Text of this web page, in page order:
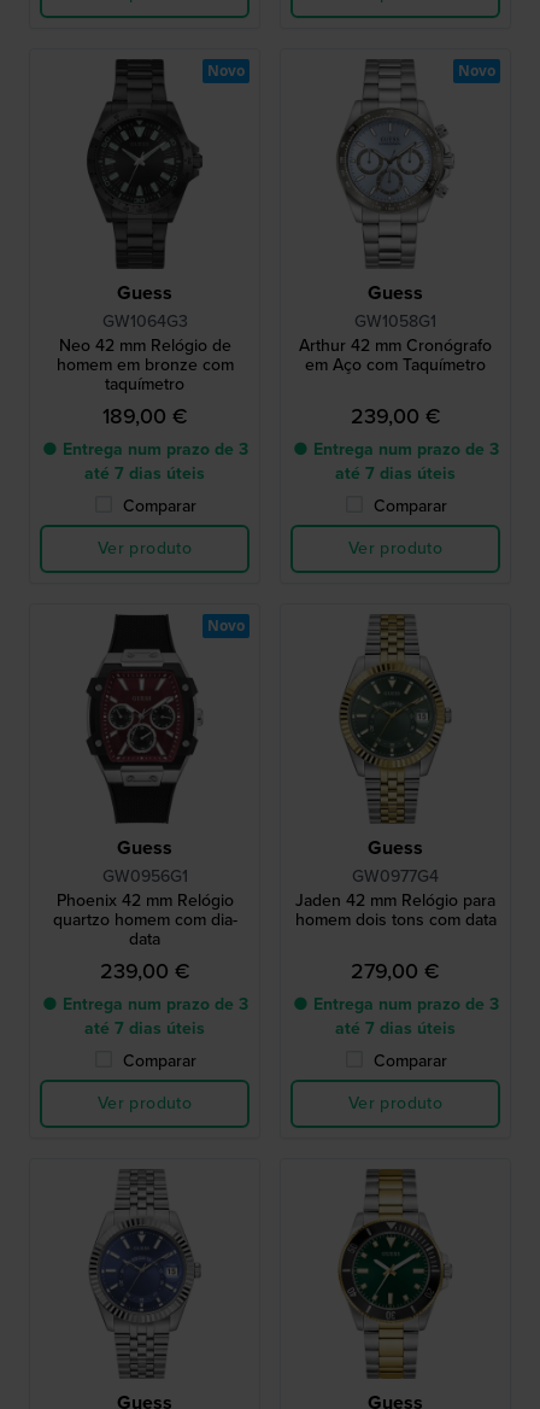
Guess
GW1064G3
Neo 42 mm Relógio de
homem em bronze com
taquímetro
189,00 €
● Entrega num prazo de 3
até 7 dias úteis
Comparar
Ver produto
Novo
Guess
GW1058G1
Arthur 42 mm Cronógrafo
em Aço com Taquímetro
239,00 €
● Entrega num prazo de 3
até 7 dias úteis
Comparar
Ver produto
Novo
Guess
GW0956G1
Phoenix 42 mm Relógio
quartzo homem com dia-
data
239,00 €
● Entrega num prazo de 3
até 7 dias úteis
Comparar
Ver produto
Novo
Guess
GW0977G4
Jaden 42 mm Relógio para
homem dois tons com data
279,00 €
● Entrega num prazo de 3
até 7 dias úteis
Comparar
Ver produto
Guess Guess